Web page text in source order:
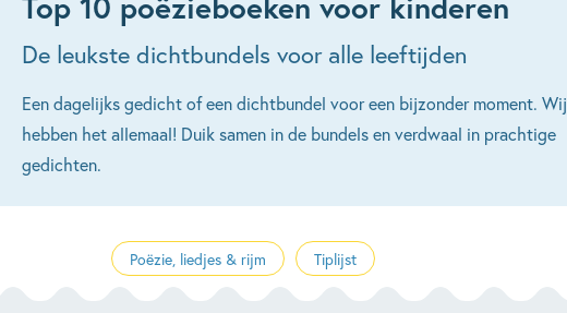
De leukste dichtbundels voor alle leeftijden
Een dagelijks gedicht of een dichtbundel voor een bijzonder moment. Wij
hebben het allemaal! Duik samen in de bundels en verdwaal in prachtige
gedichten.
Poëzie, liedjes & rijm Tiplijst